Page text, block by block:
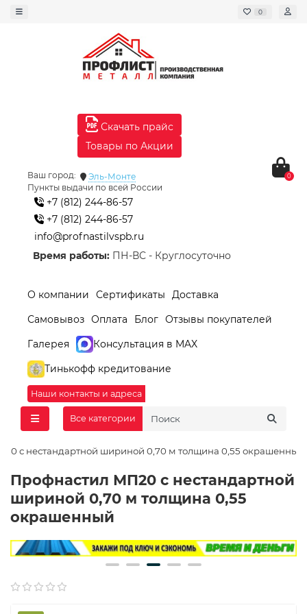
0
Скачать прайс
Товары по Акции
Ваш город:
Эль-Монте
Пункты выдачи по всей России
+7 (812) 244-86-57
+7 (812) 244-86-57
info@profnastilvspb.ru
Время работы: ПН-ВС - Круглосуточно
0
О компании Сертификаты
Доставка
Самовывоз Оплата Блог Отзывы покупателей
Галерея
Консультация в MAX
Тинькофф кредитование
Наши контакты и адреса
Все категории
с нестандартной шириной 0,70 м толщина 0,55 окрашенный
Профнастил МП20 с нестандартной
шириной 0,70 м толщина 0,55
окрашенный